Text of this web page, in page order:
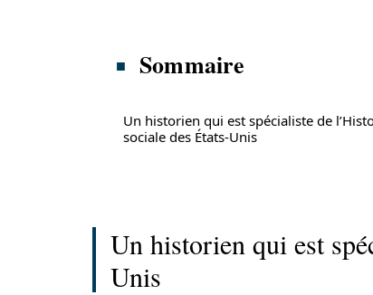
Sommaire
Un historien qui est spécialiste de
sociale des États-Unis
Un historien qui est
Unis